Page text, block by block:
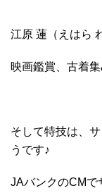
江原 蓮（えはら
映画鑑賞、古着
そして特技は、
うです♪
JAバンクのCMで